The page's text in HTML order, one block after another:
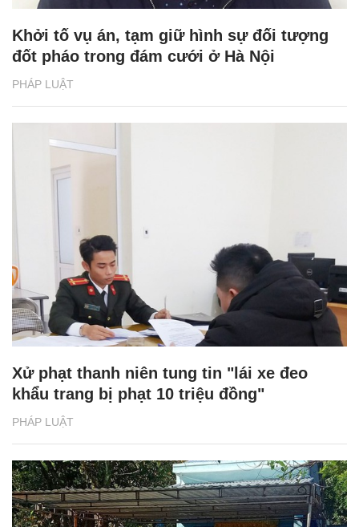
PHÁP LUẬT
Khởi tố vụ án, tạm giữ hình sự đối tượng
đốt pháo trong đám cưới ở Hà Nội
PHÁP LUẬT
Xử phạt thanh niên tung tin "lái xe đeo
khẩu trang bị phạt 10 triệu đồng"